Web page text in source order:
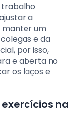
trabalho
a
manter um
e da
por isso,
e aberta no
os laços e
na